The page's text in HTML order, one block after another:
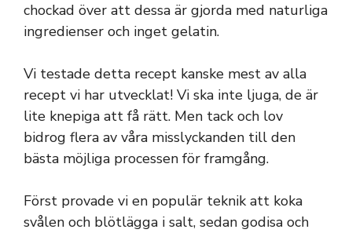
chockad över att dessa är gjorda med naturliga
ingredienser och inget gelatin.
Vi testade detta recept kanske mest av alla
recept vi har utvecklat! Vi ska inte ljuga, de är
lite knepiga att få rätt. Men tack och lov
bidrog flera av våra misslyckanden till den
bästa möjliga processen för framgång.
Först provade vi en populär teknik att koka
svålen och blötlägga i salt, sedan godisa och